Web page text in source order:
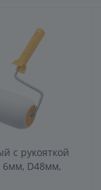
с рукояткой
6мм, D48мм,